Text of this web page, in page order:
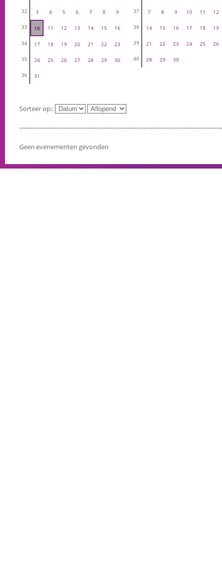
32 3 4 5 6 7 8 9
33 10 11 12 13 14 15 16
34 17 18 19 20 21 22 23
35 24 25 26 27 28 29 30
36 31
37 7 8 9 10 11 12
38 14 15 16 17 18 19
39 21 22 23 24 25 26
40 28 29 30
Sorteer op::
Geen evenementen gevonden